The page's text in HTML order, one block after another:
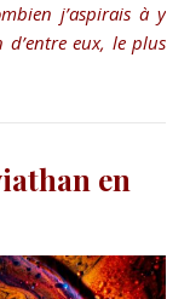
j’aspirais à y
eux, le plus
en